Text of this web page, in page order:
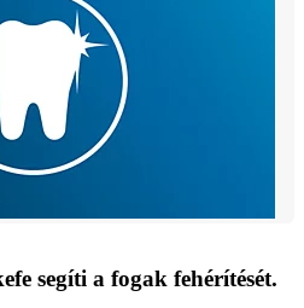
segíti a fogak fehérítését.